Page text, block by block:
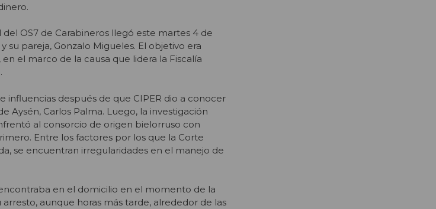
OS7 de Carabineros llegó este martes 4 de
pareja, Gonzalo Migueles. El objetivo era
el marco de la causa que lidera la Fiscalía
influencias después de que CIPER dio a conocer
Aysén, Carlos Palma. Luego, la investigación
al consorcio de origen bielorruso con
Entre los factores por los que la Corte
se encuentran irregularidades en el manejo de
en el domicilio en el momento de la
aunque horas más tarde, alrededor de las